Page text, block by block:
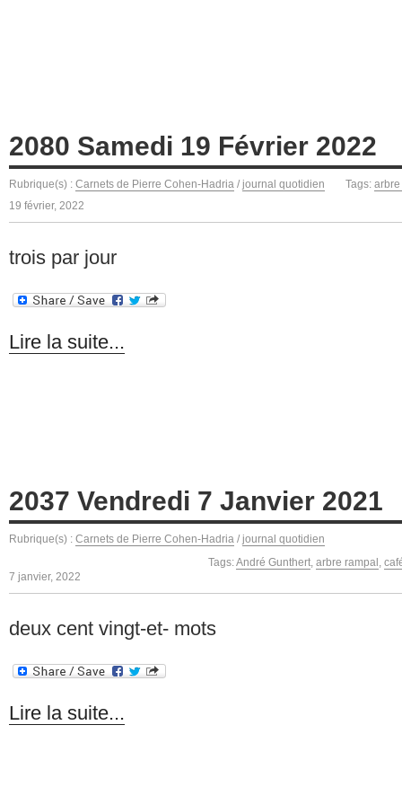
2080 Samedi 19 Février 2022
Rubrique(s) : Carnets de Pierre Cohen-Hadria / journal quotidien Tags:
19 février, 2022
trois par jour
Lire la suite...
2037 Vendredi 7 Janvier 2021
Rubrique(s) : Carnets de Pierre Cohen-Hadria / journal quotidien
Tags:André Gunthert arbre rampal
7 janvier, 2022
deux cent vingt-et- mots
Lire la suite...